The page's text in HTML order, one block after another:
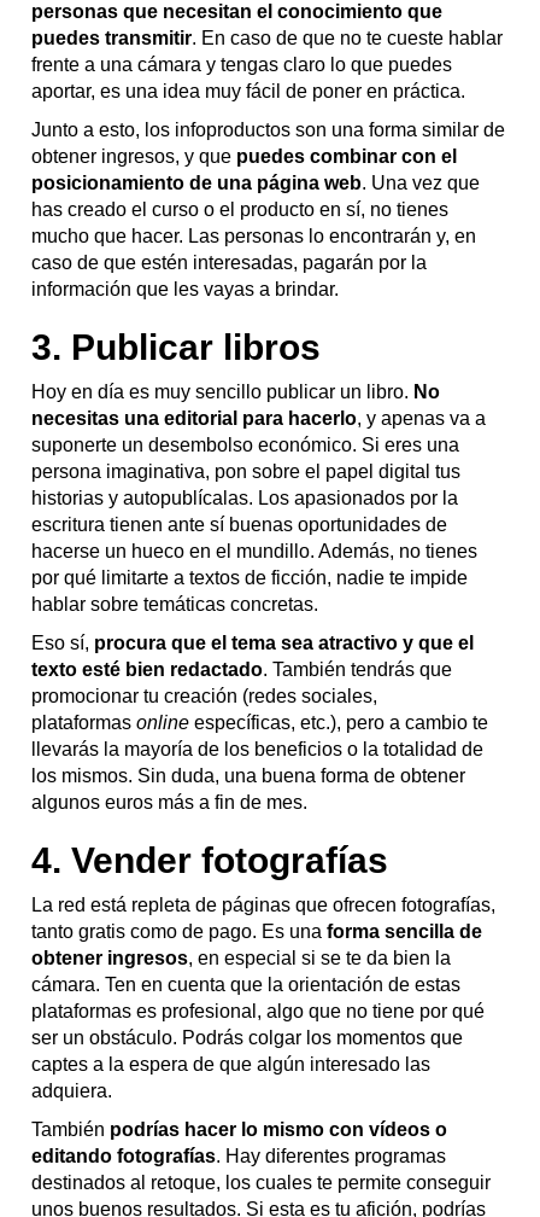
personas que necesitan el conocimiento que
puedes transmitir. En caso de que no te cueste hablar
frente a una cámara y tengas claro lo que puedes
aportar, es una idea muy fácil de poner en práctica.
Junto a esto, los infoproductos son una forma similar de
obtener ingresos, y que puedes combinar con el
posicionamiento de una página web. Una vez que
has creado el curso o el producto en sí, no tienes
mucho que hacer. Las personas lo encontrarán y, en
caso de que estén interesadas, pagarán por la
información que les vayas a brindar.
3. Publicar libros
Hoy en día es muy sencillo publicar un libro. No
necesitas una editorial para hacerlo, y apenas va a
suponerte un desembolso económico. Si eres una
persona imaginativa, pon sobre el papel digital tus
historias y autopublícalas. Los apasionados por la
escritura tienen ante sí buenas oportunidades de
hacerse un hueco en el mundillo. Además, no tienes
por qué limitarte a textos de ficción, nadie te impide
hablar sobre temáticas concretas.
Eso sí, procura que el tema sea atractivo y que el
texto esté bien redactado. También tendrás que
promocionar tu creación (redes sociales,
plataformasonlineespecíficas, etc.), pero a cambio te
llevarás la mayoría de los beneficios o la totalidad de
los mismos. Sin duda, una buena forma de obtener
algunos euros más a fin de mes.
4. Vender fotografías
La red está repleta de páginas que ofrecen fotografías,
tanto gratis como de pago. Es unaforma sencilla de
obtener ingresos, en especial si se te da bien la
cámara. Ten en cuenta que la orientación de estas
plataformas es profesional, algo que no tiene por qué
ser un obstáculo. Podrás colgar los momentos que
captes a la espera de que algún interesado las
adquiera.
También podrías hacer lo mismo con vídeos o
editando fotografías. Hay diferentes programas
destinados al retoque, los cuales te permite conseguir
unos buenos resultados. Si esta es tu afición, podrías